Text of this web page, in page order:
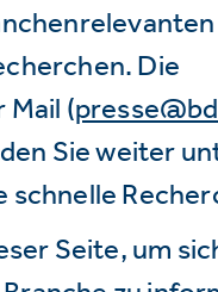
Die
(
Sie weiter
Seite, um